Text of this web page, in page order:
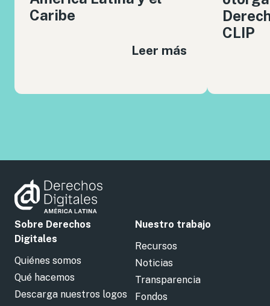
Caribe
Leer más
CLIP
Sobre Derechos
Digitales
Quiénes somos
Qué hacemos
Descarga nuestros logos
Nuestro trabajo
Recursos
Noticias
Transparencia
Fondos